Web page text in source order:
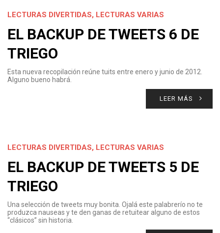
LECTURAS DIVERTIDAS, LECTURAS VARIAS
EL BACKUP DE TWEETS 6 DE
TRIEGO
Esta nueva recopilación reúne tuits entre enero y junio de 2012.
Alguno bueno habrá.
LEER MÁS
LECTURAS DIVERTIDAS, LECTURAS VARIAS
EL BACKUP DE TWEETS 5 DE
TRIEGO
Una selección de tweets muy bonita. Ojalá este palabrerío no te
produzca nauseas y te den ganas de retuitear alguno de estos
“clásicos” sin historia.